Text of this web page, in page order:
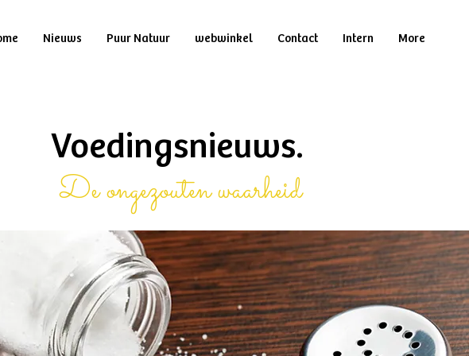
Nieuws Puur Natuur webwinkel Contact Intern More
Voedingsnieuws.
De ongezouten waarheid